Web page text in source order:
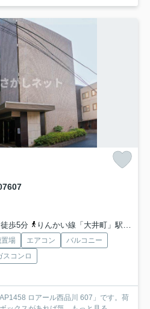
607
歩5分
りんかい線「大井町」駅 徒歩10分
場 エアコン
バルコニー
スコンロ
ロアール西品川 607」です。荷